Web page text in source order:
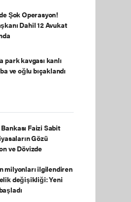
Şok Operasyon!
Dahil 12 Avukat
park kavgası kanlı
ve oğlu bıçaklandı
Faizi Sabit
Gözü
ve Dövizde
milyonları ilgilendiren
değişikliği: Yeni